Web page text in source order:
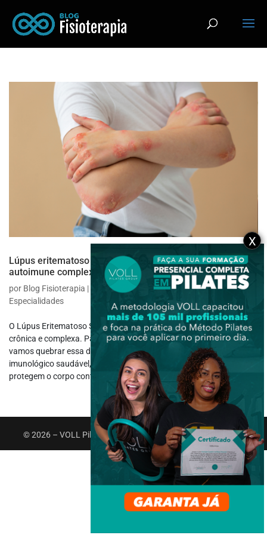
Lúpus eritematoso sistêmico: desvendando uma doença
autoimune complexa
por Blog Fisioterapia | out 11, 2023| Fisioterapia Específica ,Outras
Especialidades
O Lúpus Eritematoso Sistêmico (LES) é uma doença autoimune
crônica e complexa. Para entender melhor o que isso significa,
vamos quebrar essa descrição em partes. Não há sistema
imunológico saudável, pois as células do sistema imunológico
protegem o corpo contra...
© 2026 – VOLL Pilates Group. Todos os direitos reservados.
X